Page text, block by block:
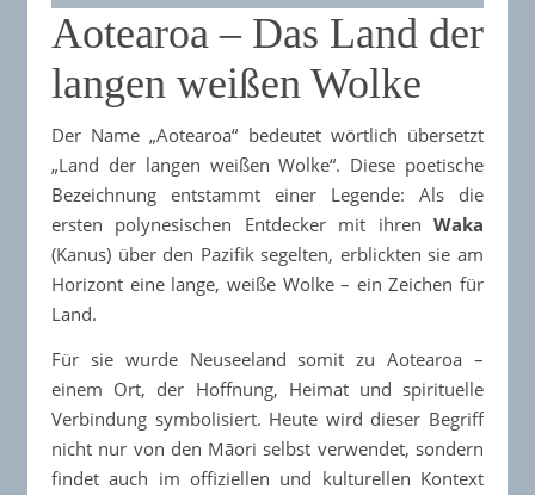
Aotearoa – Das Land der
langen weißen Wolke
Der Name „Aotearoa“ bedeutet wörtlich übersetzt
„Land der langen weißen Wolke“. Diese poetische
Bezeichnung entstammt einer Legende: Als die
ersten polynesischen Entdecker mit ihren Waka
(Kanus) über den Pazifik segelten, erblickten sie am
Horizont eine lange, weiße Wolke – ein Zeichen für
Land.
Für sie wurde Neuseeland somit zu Aotearoa –
einem Ort, der Hoffnung, Heimat und spirituelle
Verbindung symbolisiert. Heute wird dieser Begriff
nicht nur von den Māori selbst verwendet, sondern
findet auch im offiziellen und kulturellen Kontext